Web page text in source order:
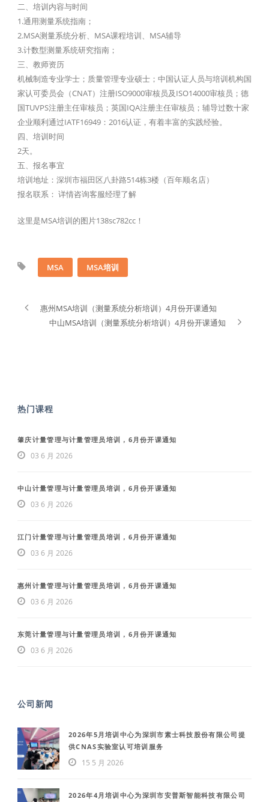
二、培训内容与时间
1.通用测量系统指南；
2.MSA测量系统分析、MSA课程培训、MSA辅导
3.计数型测量系统研究指南；
三、教师资历
机械制造专业学士；质量管理专业硕士；中国认证人员与培训机构国
家认可委员会（CNAT）注册ISO9000审核员及ISO14000审核员；德
国TUVPS注册主任审核员；英国IQA注册主任审核员；辅导过数十家
企业顺利通过IATF16949：2016认证，有着丰富的实践经验。
四、培训时间
2天。
五、报名事宜
培训地址：深圳市福田区八卦路514栋3楼（百年顺名店）
报名联系： 详情咨询客服经理了解
这里是MSA培训的图片138sc782cc！
MSA MSA培训
惠州MSA培训（测量系统分析培训）4月份开课通知
中山MSA培训（测量系统分析培训）4月份开课通知
热门课程
肇庆计量管理与计量管理员培训，6月份开课通知
03 6 月 2026
中山计量管理与计量管理员培训，6月份开课通知
03 6 月 2026
江门计量管理与计量管理员培训，6月份开课通知
03 6 月 2026
惠州计量管理与计量管理员培训，6月份开课通知
03 6 月 2026
东莞计量管理与计量管理员培训，6月份开课通知
03 6 月 2026
公司新闻
2026年5月培训中心为深圳市素士科技股份有限公司提
供CNAS实验室认可培训服务
15 5 月 2026
2026年4月培训中心为深圳市安普斯智能科技有限公司